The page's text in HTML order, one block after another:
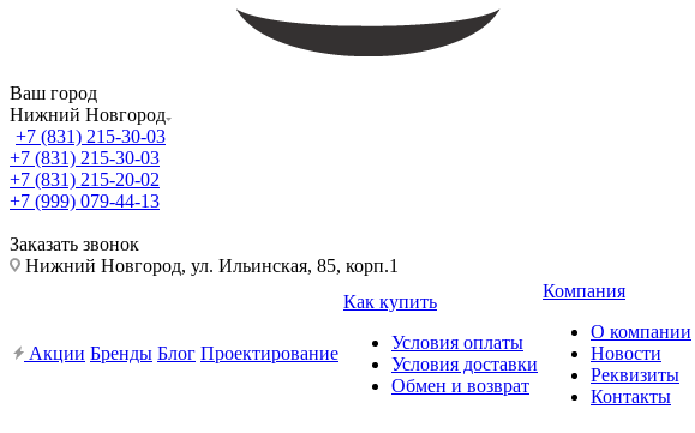
Ваш город
Нижний Новгород
+7 (831) 215-30-03
+7 (831) 215-30-03
+7 (831) 215-20-02
+7 (999) 079-44-13
Заказать звонок
Нижний Новгород, ул. Ильинская, 85, корп.1
Акции Бренды Блог Проектирование
Как купить
Условия оплаты
Условия доставки
Обмен и возврат
Компания
О компании
Новости
Реквизиты
Контакты